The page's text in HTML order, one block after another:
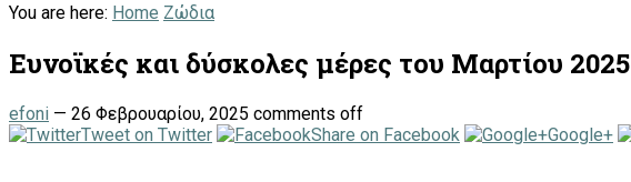
You are here: Home Ζώδια
Ευνοϊκές και δύσκολες μέρες του Μαρτίου 2025
efoni — 26 Φεβρουαρίου, 2025 comments off
Tweet on Twitter
Share on Facebook Google+